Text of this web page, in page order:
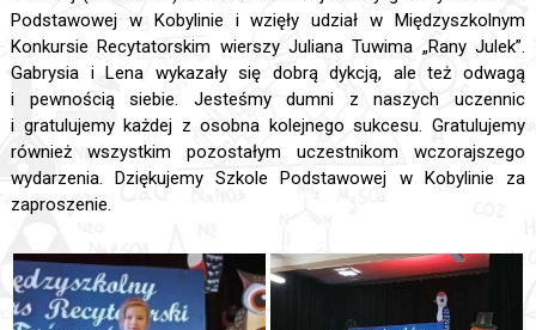
Podstawowej w Kobylinie i wzięły udział w Międzyszkolnym
Konkursie Recytatorskim wierszy Juliana Tuwima „Rany Julek”.
Gabrysia i Lena wykazały się dobrą dykcją, ale też odwagą
i pewnością siebie. Jesteśmy dumni z naszych uczennic
i gratulujemy każdej z osobna kolejnego sukcesu. Gratulujemy
również wszystkim pozostałym uczestnikom wczorajszego
wydarzenia. Dziękujemy Szkole Podstawowej w Kobylinie za
zaproszenie.